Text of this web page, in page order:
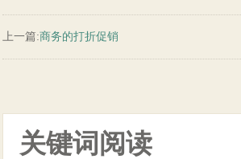
上一篇:商务的打折促销
关键词阅读